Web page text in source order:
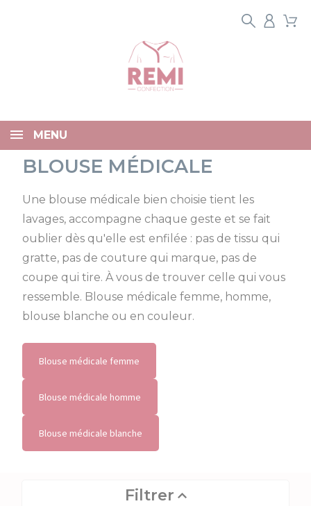
MENU
BLOUSE MÉDICALE
Une blouse médicale bien choisie tient les
lavages, accompagne chaque geste et se fait
oublier dès qu'elle est enfilée : pas de tissu qui
gratte, pas de couture qui marque, pas de
coupe qui tire. À vous de trouver celle qui vous
ressemble. Blouse médicale femme, homme,
blouse blanche ou en couleur.
Blouse médicale femme
Blouse médicale homme
Blouse médicale blanche
Filtrer